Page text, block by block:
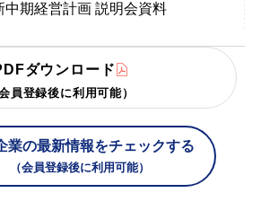
中期経営計画 説明会資料
ダウンロード
会員登録後に利用可能）
業の最新情報をチェックする
（会員登録後に利用可能）